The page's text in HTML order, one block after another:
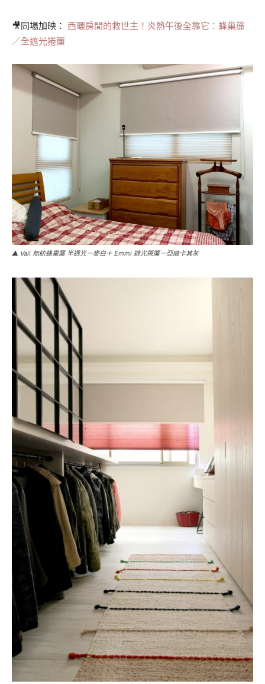
🎥同場加映： 西曬房間的救世主！炎熱午後全靠它：蜂巢簾
／全遮光捲簾
▲ Vali 無紡蜂巢簾 半透光－麥白＋ Emmi 遮光捲簾－亞麻卡其灰